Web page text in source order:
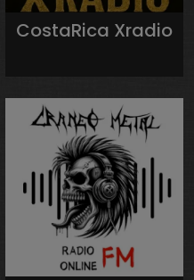
CostaRica Xradio